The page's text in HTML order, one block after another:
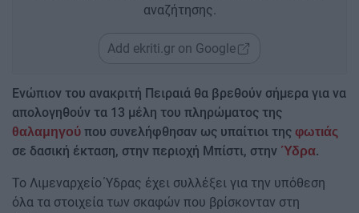
αναζήτησης.
Add ekriti.gr on Google
Ενώπιον του ανακριτή Πειραιά θα βρεθούν σήμερα για να
απολογηθούν τα 13 μέλη του πληρώματος της
θαλαμηγού που συνελήφθησαν ως υπαίτιοι της φωτιάς
σε δασική έκταση, στην περιοχή Μπίστι, στην Ύδρα.
Το Λιμεναρχείο Ύδρας έχει συλλέξει για την υπόθεση
όλα τα στοιχεία των σκαφών που βρίσκονταν στη